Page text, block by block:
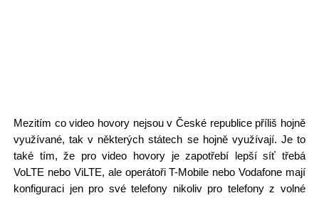
Mezitím co video hovory nejsou v České republice příliš hojně
využívané, tak v některých státech se hojně využívají. Je to
také tím, že pro video hovory je zapotřebí lepší síť třebá
VoLTE nebo ViLTE, ale operátoři T-Mobile nebo Vodafone mají
konfiguraci jen pro své telefony nikoliv pro telefony z volné